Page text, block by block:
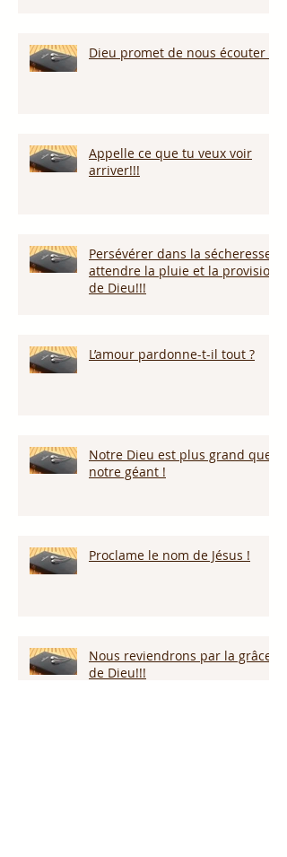
Dieu promet de nous écouter !
Appelle ce que tu veux voir
arriver!!!
Persévérer dans la sécheresse :
attendre la pluie et la provision
de Dieu!!!
L’amour pardonne-t-il tout ?
Notre Dieu est plus grand que
notre géant !
Proclame le nom de Jésus !
Nous reviendrons par la grâce
de Dieu!!!